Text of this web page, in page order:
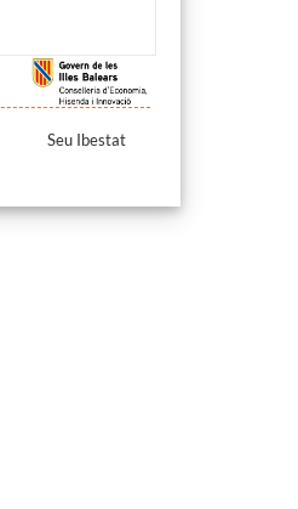
Seu Ibestat